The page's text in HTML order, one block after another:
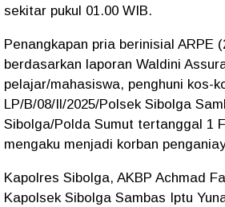
sekitar pukul 01.00 WIB.
Penangkapan pria berinisial ARPE
berdasarkan laporan Waldini
pelajar/mahasiswa, penghuni kos-
LP/B/08/Il/2025/Polsek Sibolga
Sibolga/Polda Sumut tertanggal 1
mengaku menjadi korban
Kapolres Sibolga, AKBP Achmad
Kapolsek Sibolga Sambas Iptu